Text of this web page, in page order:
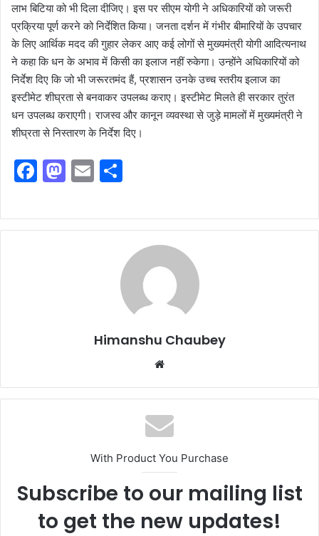
लाभ बिटिया को भी दिला दीजिए। इस पर सीएम योगी ने अधिकारियों को जरूरी
प्रक्रिया पूर्ण करने को निर्देशित किया। जनता दर्शन में गंभीर बीमारियों के उपचार
के लिए आर्थिक मदद की गुहार लेकर आए कई लोगों से मुख्यमंत्री योगी आदित्यनाथ
ने कहा कि धन के अभाव में किसी का इलाज नहीं रुकेगा। उन्होंने अधिकारियों को
निर्देश दिए कि जो भी जरूरतमंद हैं, प्रशासन उनके उच्च स्तरीय इलाज का
इस्टीमेट शीघ्रता से बनवाकर उपलब्ध कराए। इस्टीमेट मिलते ही सरकार तुरंत
धन उपलब्ध कराएगी। राजस्व और कानून व्यवस्था से जुड़े मामलों में मुख्यमंत्री ने
शीघ्रता से निस्तारण के निर्देश दिए।
F
c
e
M
st
o
E
ai
l
ar
e
Himanshu Chaubey
With Product You Purchase
Subscribe to our mailing list
to get the new updates!